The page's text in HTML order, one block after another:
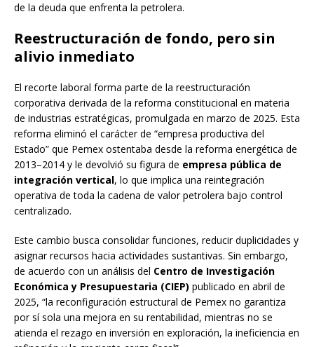
de la deuda que enfrenta la petrolera.
Reestructuración de fondo, pero sin
alivio inmediato
El recorte laboral forma parte de la reestructuración
corporativa derivada de la reforma constitucional en materia
de industrias estratégicas, promulgada en marzo de 2025. Esta
reforma eliminó el carácter de “empresa productiva del
Estado” que Pemex ostentaba desde la reforma energética de
2013–2014 y le devolvió su figura de empresa pública de
integración vertical, lo que implica una reintegración
operativa de toda la cadena de valor petrolera bajo control
centralizado.
Este cambio busca consolidar funciones, reducir duplicidades y
asignar recursos hacia actividades sustantivas. Sin embargo,
de acuerdo con un análisis del Centro de Investigación
Económica y Presupuestaria (CIEP) publicado en abril de
2025, “la reconfiguración estructural de Pemex no garantiza
por sí sola una mejora en su rentabilidad, mientras no se
atienda el rezago en inversión en exploración, la ineficiencia en